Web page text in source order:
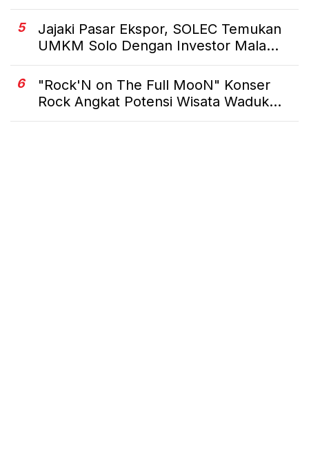
5
Jajaki Pasar Ekspor, SOLEC Temukan
UMKM Solo Dengan Investor Mala...
6
"Rock'N on The Full MooN" Konser
Rock Angkat Potensi Wisata Waduk...